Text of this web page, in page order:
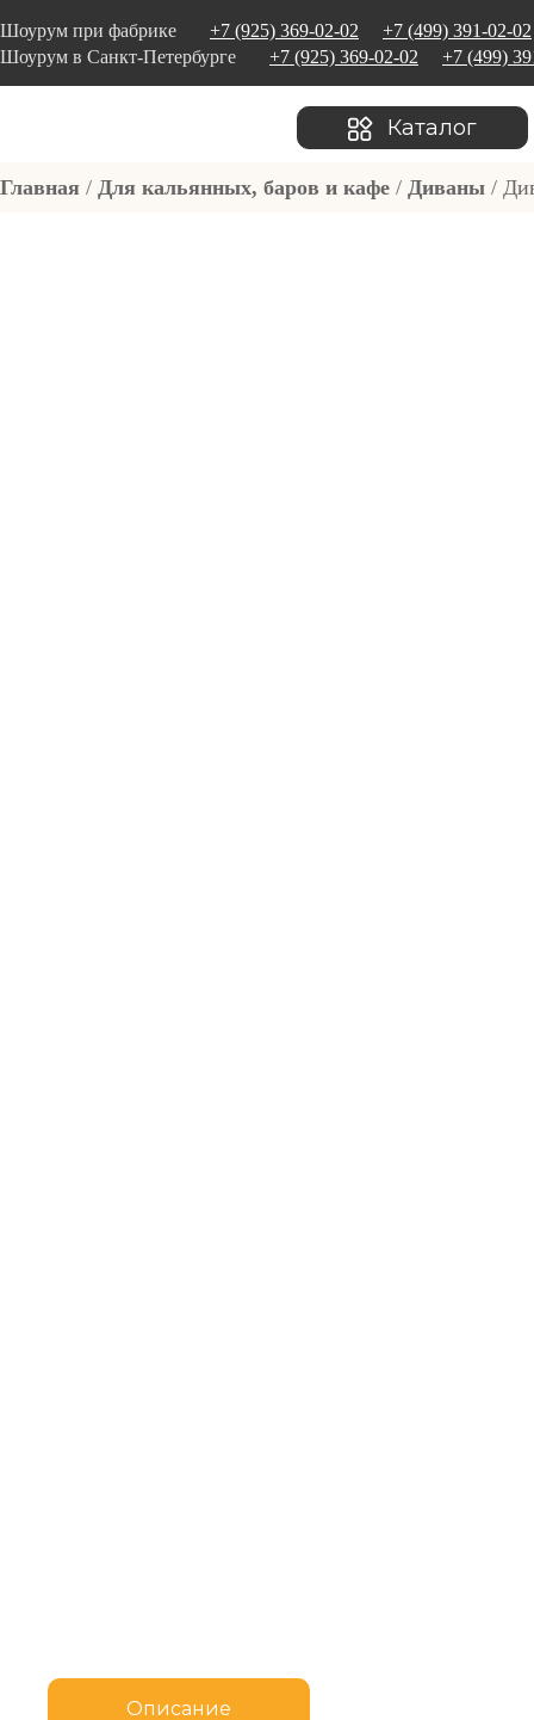
Шоурум при фабрике +7 (925) 369-02-02
+7 (499) 391-02-02
Шоурум в Санкт-Петербурге
+7 (925) 369-02-02 +7 (499)
Каталог
Главная / Для кальянных, баров и кафе / Диваны /
Описание